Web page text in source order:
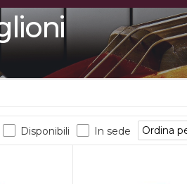
Disponibili In sede